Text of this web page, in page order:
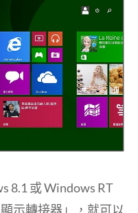
8.1 或 Windows RT
示轉接器」，就可以